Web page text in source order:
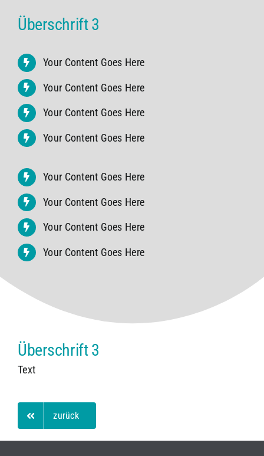
Überschrift 3
Your Content Goes Here
Your Content Goes Here
Your Content Goes Here
Your Content Goes Here
Your Content Goes Here
Your Content Goes Here
Your Content Goes Here
Your Content Goes Here
Überschrift 3
Text
zurück